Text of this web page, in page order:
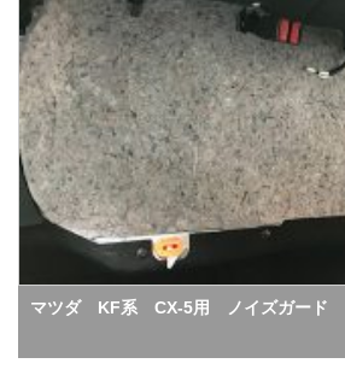
マツダ KF系 CX-5用 ノイズガード